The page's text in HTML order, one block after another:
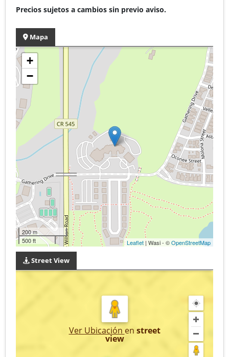
Precios sujetos a cambios sin previo aviso.
Mapa
+
−
200 m
500 ft
Leaflet| Wasi - ©OpenStreetMap
Street View
Ver Ubicación en street
view